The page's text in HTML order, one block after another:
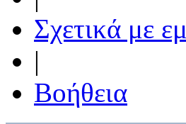
Σχετικά με
|
Βοήθεια